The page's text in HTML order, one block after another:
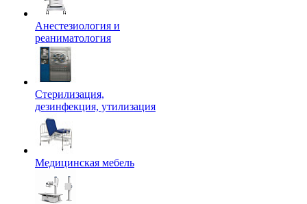
Анестезиология и
реаниматология
Стерилизация,
дезинфекция, утилизация
Медицинская мебель